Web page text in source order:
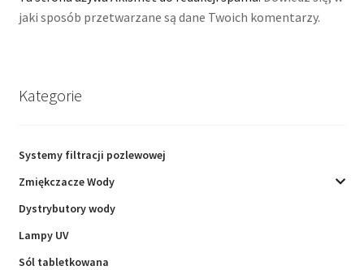
jaki sposób przetwarzane są dane Twoich komentarzy.
Kategorie
Systemy filtracji pozlewowej
Zmiękczacze Wody
Dystrybutory wody
Lampy UV
Sól tabletkowana